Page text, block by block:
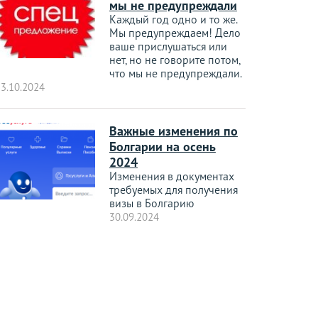
мы не предупреждали
Каждый год одно и то же.
Мы предупреждаем! Дело
ваше прислушаться или
нет, но не говорите потом,
что мы не предупреждали.
Важные изменения по
Болгарии на осень
2024
Изменения в документах
требуемых для получения
визы в Болгарию
30.09.2024